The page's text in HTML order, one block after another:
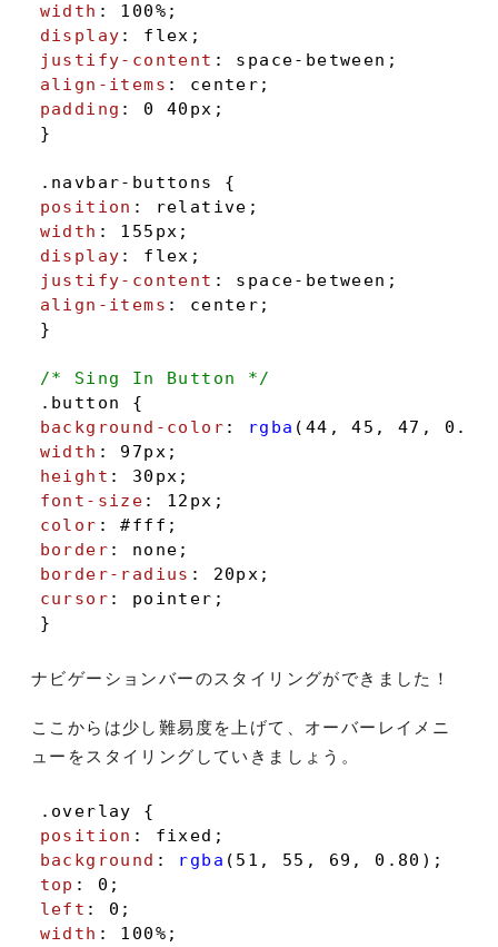
width : 100%
display
justify-content
align-items
padding : 0 40px ;
}
.navbar-buttons
position
width : 155px
display
justify-content
align-items : center;
}
/* Sing In Button */
.button
background-color :
rgba
width : 97px
height : 30px
font-size : 12px
color : #fff
border
border-radius : 20px
cursor : pointer;
}
ナビゲーションバーのスタイリングができました！
ここからは少し難易度を上げて、オーバーレイメニ
ューをスタイリングしていきましょう。
.overlay
position
background : rgba
top : 0
left : 0
width : 100%